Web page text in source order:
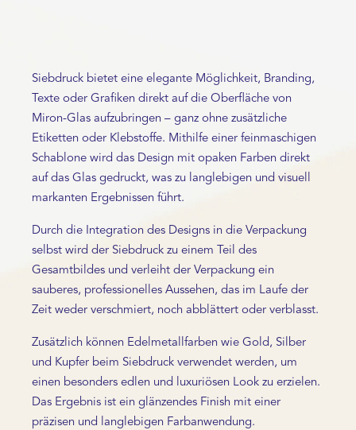
Siebdruck bietet eine elegante Möglichkeit, Branding,
Texte oder Grafiken direkt auf die Oberfläche von
Miron-Glas aufzubringen – ganz ohne zusätzliche
Etiketten oder Klebstoffe. Mithilfe einer feinmaschigen
Schablone wird das Design mit opaken Farben direkt
auf das Glas gedruckt, was zu langlebigen und visuell
markanten Ergebnissen führt.
Durch die Integration des Designs in die Verpackung
selbst wird der Siebdruck zu einem Teil des
Gesamtbildes und verleiht der Verpackung ein
sauberes, professionelles Aussehen, das im Laufe der
Zeit weder verschmiert, noch abblättert oder verblasst.
Zusätzlich können Edelmetallfarben wie Gold, Silber
und Kupfer beim Siebdruck verwendet werden, um
einen besonders edlen und luxuriösen Look zu erzielen.
Das Ergebnis ist ein glänzendes Finish mit einer
präzisen und langlebigen Farbanwendung.